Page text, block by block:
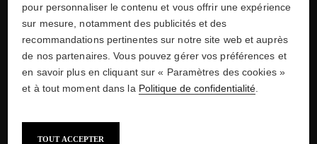
Photographie par Robert Bresson du collier ″Comète″, issue du
dossier de presse, 1932
pour personnaliser le contenu et vous offrir une expérience
sur mesure, notamment des publicités et des
recommandations pertinentes sur notre site web et auprès
de nos partenaires. Vous pouvez gérer vos préférences et
en savoir plus en cliquant sur « Paramètres des cookies »
et à tout moment dans la Politique de confidentialité.
TOUT ACCEPTER